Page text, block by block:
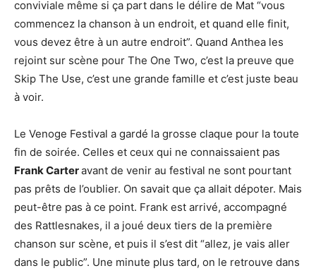
conviviale même si ça part dans le délire de Mat “vous
commencez la chanson à un endroit, et quand elle finit,
vous devez être à un autre endroit”. Quand Anthea les
rejoint sur scène pour The One Two, c’est la preuve que
Skip The Use, c’est une grande famille et c’est juste beau
à voir.
Le Venoge Festival a gardé la grosse claque pour la toute
fin de soirée. Celles et ceux qui ne connaissaient pas
Frank Carteravant de venir au festival ne sont pourtant
pas prêts de l’oublier. On savait que ça allait dépoter. Mais
peut-être pas à ce point. Frank est arrivé, accompagné
des Rattlesnakes, il a joué deux tiers de la première
chanson sur scène, et puis il s’est dit “allez, je vais aller
dans le public”. Une minute plus tard, on le retrouve dans